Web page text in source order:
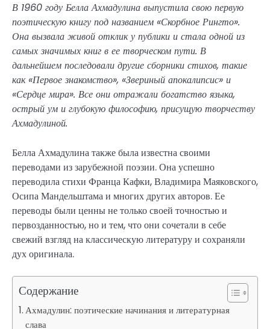
В 1960 году Белла Ахмадулина выпустила свою первую
поэтическую книгу под названием «Скорбное Рингто».
Она вызвала живой отклик у публики и стала одной из
самых значимых книг в ее творческом пути. В
дальнейшем последовали другие сборники стихов, такие
как «Первое знакомство», «Звериный апокалипсис» и
«Сердце мира». Все они отражали богатство языка,
острый ум и глубокую философию, присущую творчеству
Ахмадулиной.
Белла Ахмадулина также была известна своими
переводами из зарубежной поэзии. Она успешно
переводила стихи Франца Кафки, Владимира Маяковского,
Осипа Мандельштама и многих других авторов. Ее
переводы были ценны не только своей точностью и
первозданностью, но и тем, что они сочетали в себе
свежий взгляд на классическую литературу и сохраняли
дух оригинала.
Содержание
Ахмадулин: поэтические начинания и литературная
слава